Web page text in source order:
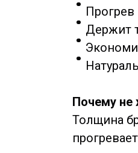
Прогрев
Держит
Почему не
Толщина